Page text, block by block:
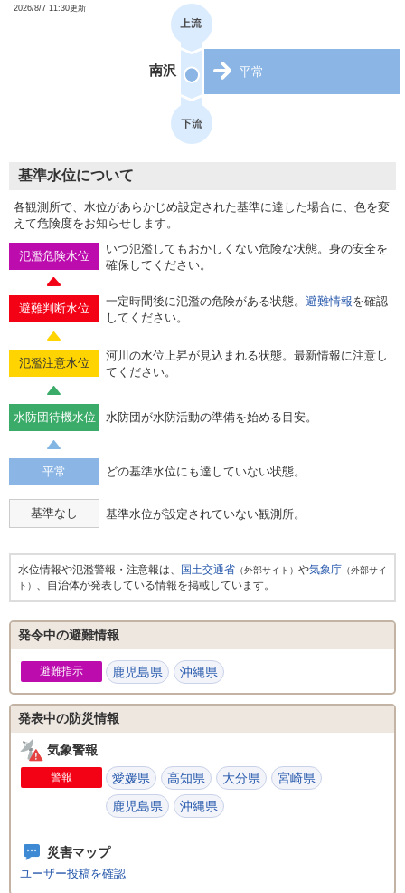
2026/8/7 11:30更新
南沢 平常
基準水位について
各観測所で、水位があらかじめ設定された基準に達した場合に、色を変
えて危険度をお知らせします。
氾濫危険水位
いつ氾濫してもおかしくない危険な状態。身の安全を
確保してください。
避難判断水位
一定時間後に氾濫の危険がある状態。 避難情報を確認
してください。
氾濫注意水位
河川の水位上昇が見込まれる状態。最新情報に注意し
てください。
水防団待機水位 水防団が水防活動の準備を始める目安。
平常 どの基準水位にも達していない状態。
基準なし 基準水位が設定されていない観測所。
水位情報や氾濫警報・注意報は、 国土交通省 （外部サイト） や気象庁 （外部サイ
ト） 、自治体が発表している情報を掲載しています。
発令中の避難情報
避難指示 鹿児島県 沖縄県
発表中の防災情報
気象警報
警報 愛媛県 高知県 大分県
宮崎県
鹿児島県
沖縄県
災害マップ
ユーザー投稿を確認